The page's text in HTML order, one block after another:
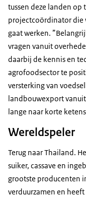
tussen deze landen op
projectcoördinator die
gaat werken.
vragen vanuit
daarbij de kennis en
agrofoodsector te
versterking van
landbouwexport
lange naar korte
Wereldspeler
Terug naar Thailand.
suiker, cassave en
grootste producenten
verduurzamen en